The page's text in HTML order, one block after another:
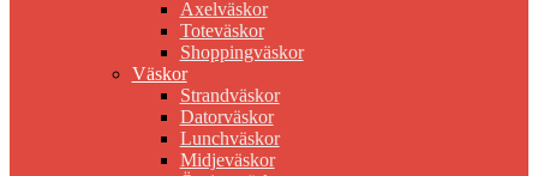
Axelväskor
Toteväskor
Shoppingväskor
Väskor
Strandväskor
Datorväskor
Lunchväskor
Midjeväskor